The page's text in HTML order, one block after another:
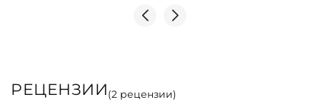
РЕЦЕНЗИИ(2 рецензии)